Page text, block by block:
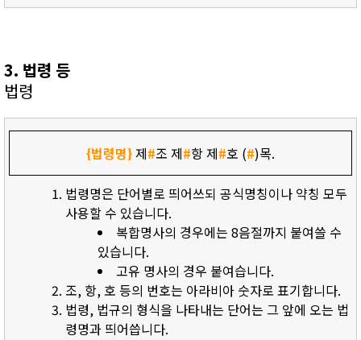
3. 법령 등
법령
{법령명}제#조 제#항 제#호 (#)목.
법령명은 단어별로 띄어쓰되 공식명칭이나 약칭 모두
사용할 수 있습니다.
복합명사의 경우에는 8음절까지 붙여쓸 수
있습니다.
고유 명사의 경우 붙여습니다.
조, 항, 호 등의 번호는 아라비아 숫자로 표기합니다.
법령, 법규의 형식을 나타내는 단어는 그 앞에 오는 법
령명과 띄어씁니다.